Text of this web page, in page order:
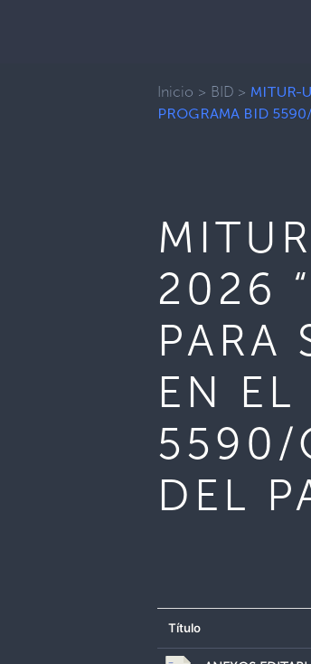
Inicio > BID > MITUR-
PROGRAMA BID
2026
PARA
EN
5590/
DEL
Título